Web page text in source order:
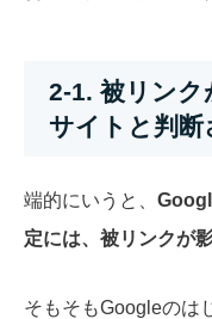
2-1. 被リンク
サイトと判断
端的にいうと、
定には、被リンクが
そもそもGoogleのは